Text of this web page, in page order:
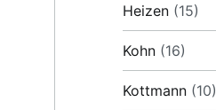
Heizen (15)
Kohn (16)
Kottmann (10)